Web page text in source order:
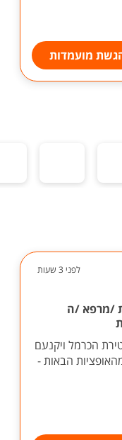
מועמדות
לפני 3 שעות
/מרפא /ה
הכרמל ויקנעם
הבאות -